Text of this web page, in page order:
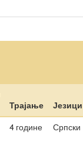
Трајање Језици
4 године Српски